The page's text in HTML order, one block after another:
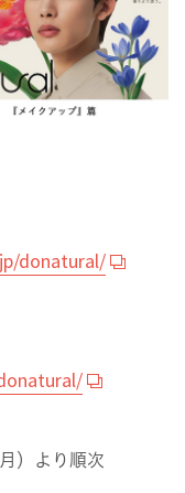
donatural/
）より順次